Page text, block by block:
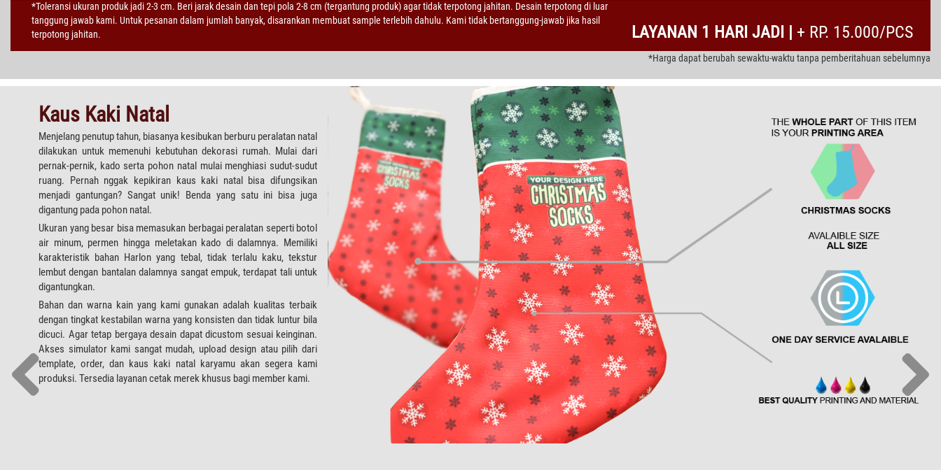
*Toleransi ukuran produk jadi 2-3 cm. Beri jarak desain dan tepi pola 2-8 cm (tergantung produk) agar tidak terpotong jahitan. Desain terpotong di luar
tanggung jawab kami. Untuk pesanan dalam jumlah banyak, disarankan membuat sample terlebih dahulu. Kami tidak bertanggung-jawab jika hasil
terpotong jahitan.
LAYANAN 1 HARI JADI | + RP. 15.000/PCS
*Harga dapat berubah sewaktu-waktu tanpa pemberitahuan sebelumnya
Kaus Kaki Natal
Menjelang penutup tahun, biasanya kesibukan berburu peralatan natal
dilakukan untuk memenuhi kebutuhan dekorasi rumah. Mulai dari
pernak-pernik, kado serta pohon natal mulai menghiasi sudut-sudut
ruang. Pernah nggak kepikiran kaus kaki natal bisa difungsikan
menjadi gantungan? Sangat unik! Benda yang satu ini bisa juga
digantung pada pohon natal.
Ukuran yang besar bisa memasukan berbagai peralatan seperti botol
air minum, permen hingga meletakan kado di dalamnya. Memiliki
karakteristik bahan Harlon yang tebal, tidak terlalu kaku, tekstur
lembut dengan bantalan dalamnya sangat empuk, terdapat tali untuk
digantungkan.
Bahan dan warna kain yang kami gunakan adalah kualitas terbaik
dengan tingkat kestabilan warna yang konsisten dan tidak luntur bila
dicuci. Agar tetap bergaya desain dapat dicustom sesuai keinginan.
Akses simulator kami sangat mudah, upload design atau pilih dari
template, order, dan kaus kaki natal karyamu akan segera kami
produksi. Tersedia layanan cetak merek khusus bagi member kami.